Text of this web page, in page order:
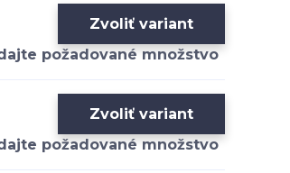
Zvoliť variant
Zvoliť variant